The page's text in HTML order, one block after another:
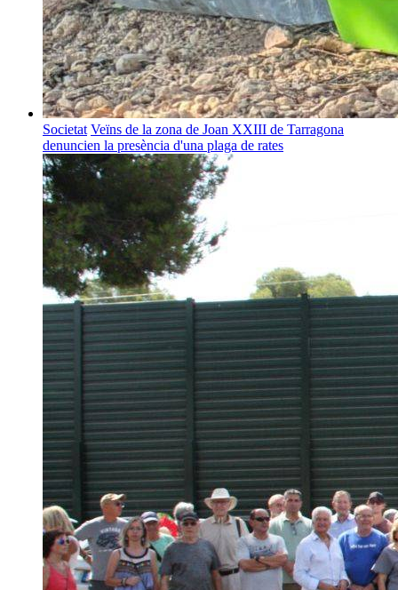
Societat Veïns de la zona de Joan XXIII de Tarragona
denuncien la presència d'una plaga de rates